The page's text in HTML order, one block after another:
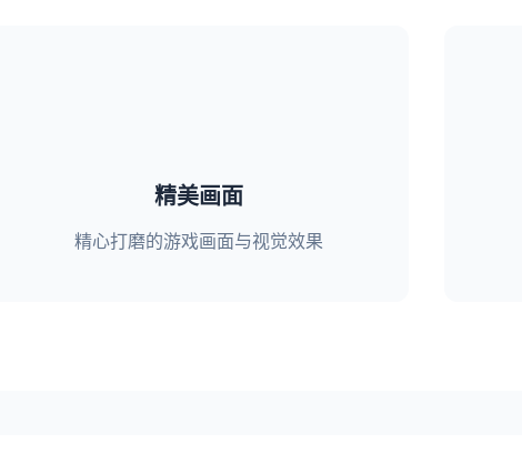
精美画面
精心打磨的游戏画面与视觉效果